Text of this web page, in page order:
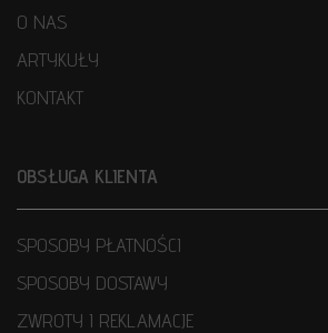
O NAS
ARTYKUŁY
KONTAKT
OBSŁUGA KLIENTA
SPOSOBY PŁATNOŚCI
SPOSOBY DOSTAWY
ZWROTY I REKLAMACJE